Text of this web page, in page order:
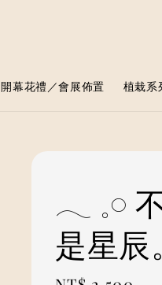
開幕花禮／會展佈置 植栽系
𓂃 𓈒𓏸
是星辰。